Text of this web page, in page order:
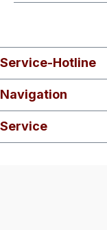
Service-Hotline
Navigation
Service